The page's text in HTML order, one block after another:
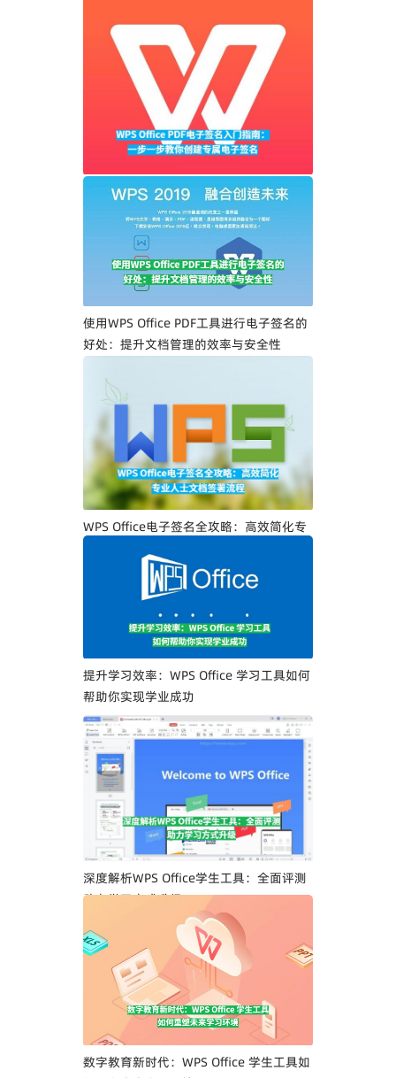
WPS Office PDF电子签名入门指南：一步
一步教你创建专属电子签名
使用WPS Office PDF工具进行电子签名的
好处：提升文档管理的效率与安全性
WPS Office电子签名全攻略：高效简化专
提升学习效率：WPS Office 学习工具如何
帮助你实现学业成功
深度解析WPS Office学生工具：全面评测
助力学习方式升级
数字教育新时代：WPS Office 学生工具如